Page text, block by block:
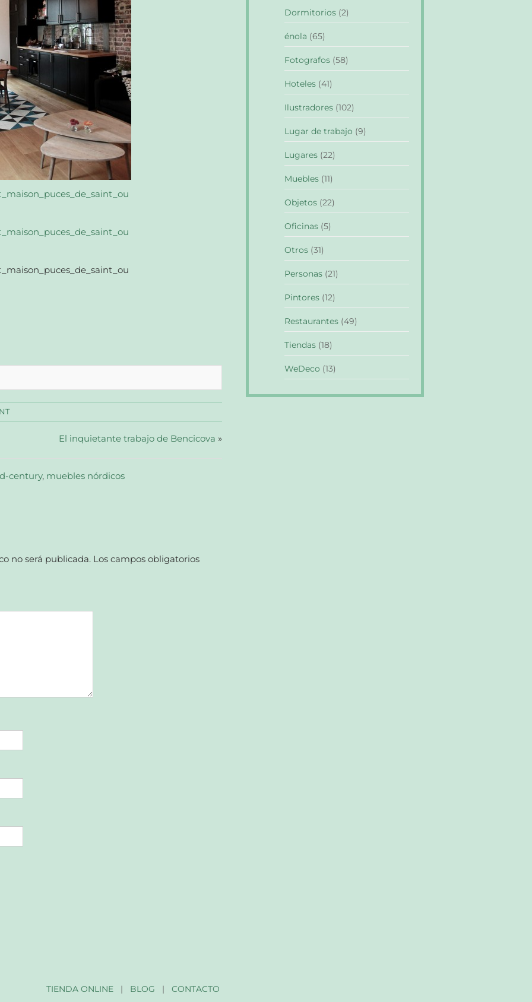
El inquietante trabajo de Bencicova »
century, muebles nórdicos
no será publicada. Los campos obligatorios
Dormitorios (2)
énola (65)
Fotografos (58)
Hoteles (41)
Ilustradores (102)
Lugar de trabajo (9)
Lugares (22)
Muebles (11)
Objetos (22)
Oficinas (5)
Otros (31)
Personas (21)
Pintores (12)
Restaurantes (49)
Tiendas (18)
WeDeco (13)
TIENDA ONLINE | BLOG | CONTACTO